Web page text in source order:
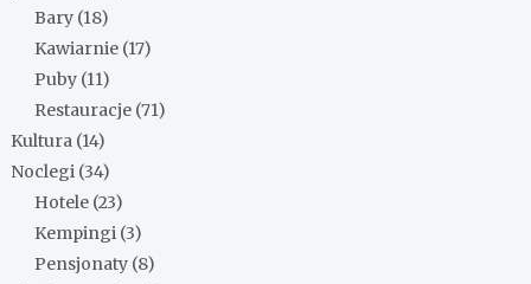
Bary (18)
Kawiarnie (17)
Puby (11)
Restauracje (71)
Kultura (14)
Noclegi (34)
Hotele (23)
Kempingi (3)
Pensjonaty (8)